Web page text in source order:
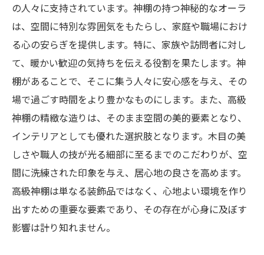
の人々に支持されています。神棚の持つ神秘的なオーラ
は、空間に特別な雰囲気をもたらし、家庭や職場におけ
る心の安らぎを提供します。特に、家族や訪問者に対し
て、暖かい歓迎の気持ちを伝える役割を果たします。神
棚があることで、そこに集う人々に安心感を与え、その
場で過ごす時間をより豊かなものにします。また、高級
神棚の精緻な造りは、そのまま空間の美的要素となり、
インテリアとしても優れた選択肢となります。木目の美
しさや職人の技が光る細部に至るまでのこだわりが、空
間に洗練された印象を与え、居心地の良さを高めます。
高級神棚は単なる装飾品ではなく、心地よい環境を作り
出すための重要な要素であり、その存在が心身に及ぼす
影響は計り知れません。